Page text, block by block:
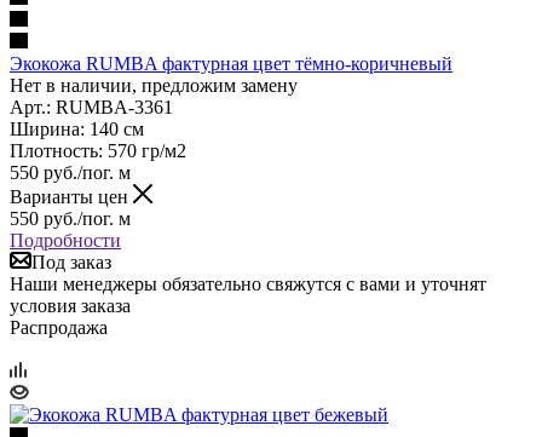
Экокожа RUMBA фактурная цвет тёмно-коричневый
Нет в наличии, предложим замену
Арт.: RUMBA-3361
Ширина: 140 см
Плотность: 570 гр/м2
550 руб./пог. м
Варианты цен
550 руб./пог. м
Подробности
Под заказ
Наши менеджеры обязательно свяжутся с вами и уточнят
условия заказа
Распродажа